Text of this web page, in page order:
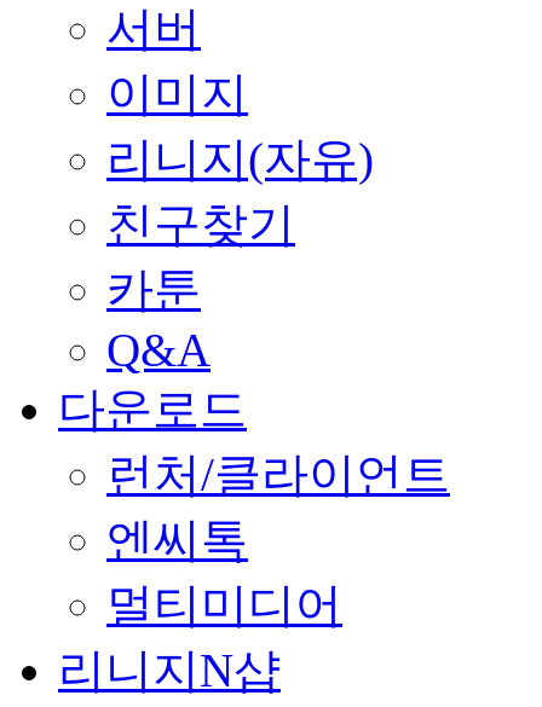
서버
이미지
리니지(자유)
친구찾기
카툰
Q&A
다운로드
런처/클라이언트
엔씨톡
멀티미디어
리니지N샵